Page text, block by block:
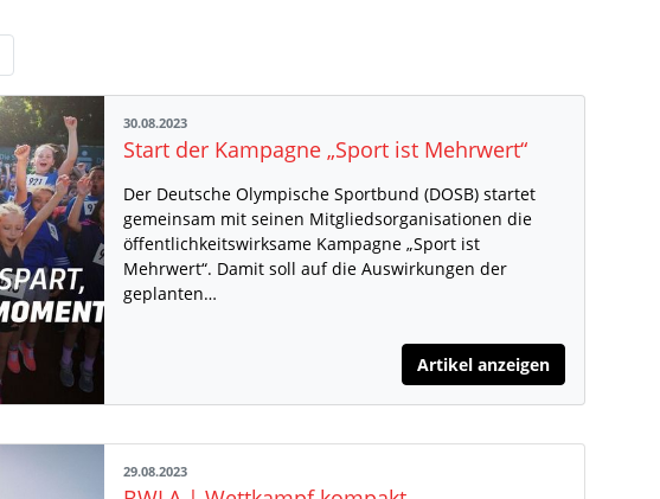
30.08.2023
Start der Kampagne „Sport ist Mehrwert“
Der Deutsche Olympische Sportbund (DOSB) startet
gemeinsam mit seinen Mitgliedsorganisationen die
öffentlichkeitswirksame Kampagne „Sport ist
Mehrwert“. Damit soll auf die Auswirkungen der
geplanten…
Artikel anzeigen
29.08.2023